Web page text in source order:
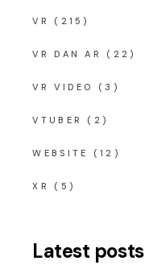
VR (215)
VR DAN AR (22)
VR VIDEO (3)
VTUBER (2)
WEBSITE (12)
XR (5)
Latest posts